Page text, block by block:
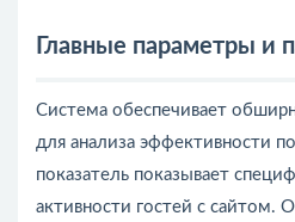
Главные параметры и
Система обеспечивает
для анализа эффективности
показатель показывает
активности гостей с сайтом.